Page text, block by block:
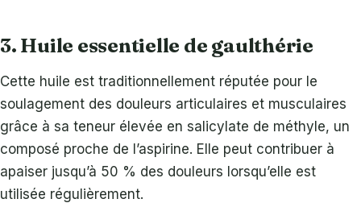
3. Huile essentielle de gaulthérie
Cette huile est traditionnellement réputée pour le
soulagement des douleurs articulaires et musculaires
grâce à sa teneur élevée en salicylate de méthyle, un
composé proche de l’aspirine. Elle peut contribuer à
apaiser jusqu’à 50 % des douleurs lorsqu’elle est
utilisée régulièrement.